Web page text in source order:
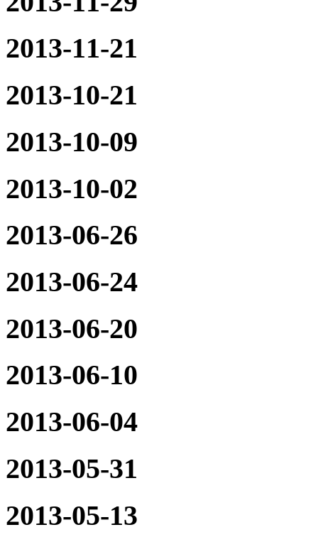
2013-11-21
2013-10-21
2013-10-09
2013-10-02
2013-06-26
2013-06-24
2013-06-20
2013-06-10
2013-06-04
2013-05-31
2013-05-13